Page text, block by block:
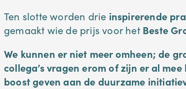
Ten slotte worden drie inspirerende
gemaakt wie de prijs voor het Beste
We kunnen er niet meer omheen; de
collega’s vragen erom of zijn er al
boost geven aan de duurzame